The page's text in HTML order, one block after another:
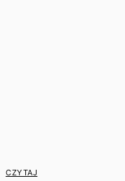
CZYTAJ